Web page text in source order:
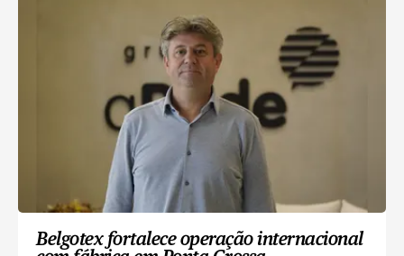
Belgotex fortalece operação internacional